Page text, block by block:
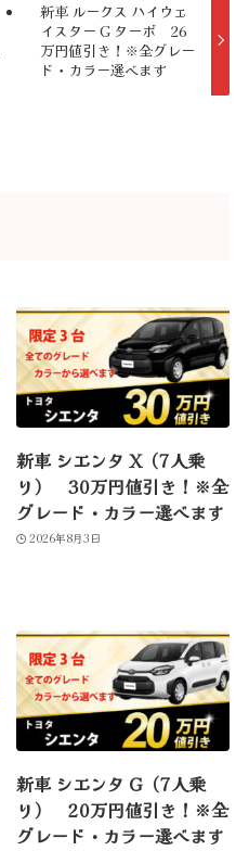
新車 ルークス ハイウェ
イスター G ターボ 26
万円値引き！※全グレー
ド・カラー選べます
新車 シエンタ X（7人乗
り） 30万円値引き！※全
グレード・カラー選べます
2026年8月3日
新車 シエンタ G（7人乗
り） 20万円値引き！※全
グレード・カラー選べます